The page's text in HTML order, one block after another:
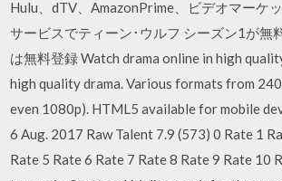
Hulu、dTV、AmazonPrime、ビデオマーケ
サービスでティーン･ウルフ シーズン1が無
は無料登録 Watch drama online in high
high quality drama. Various formats from
even 1080p). HTML5 available for mobile
6 Aug. 2017 Raw Talent 7.9 (573) 0 Rate 1
Rate 5 Rate 6 Rate 7 Rate 8 Rate 9 Rate 10